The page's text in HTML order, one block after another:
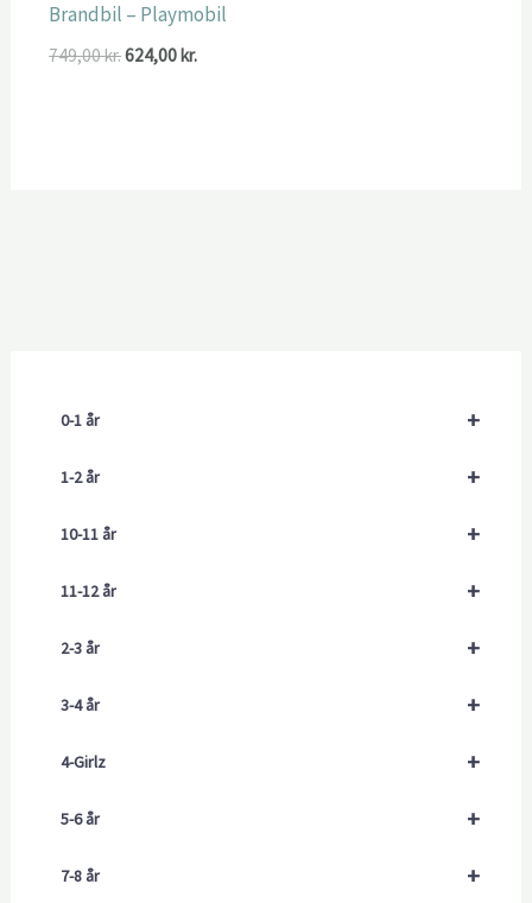
+
0-1 år
+
1-2 år
+
10-11 år
+
11-12 år
+
2-3 år
+
3-4 år
+
4-Girlz
+
5-6 år
+
7-8 år
Brandbil – Playmobil
749,00kr.Den
624,00kr.Den